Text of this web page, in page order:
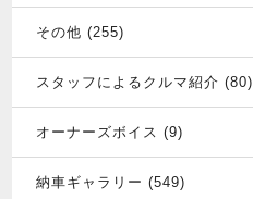
その他 (255)
スタッフによるクルマ紹介 (80)
オーナーズボイス (9)
納車ギャラリー (549)